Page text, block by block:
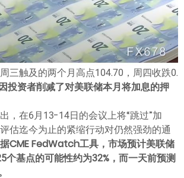
三触及的两个月高点104.70，周四收跌0.
投资者削减了对美联储本月将加息的押
，在6月13-14日的会议上将“跳过”加
估迄今为止的紧缩行动对仍然强劲的通
CME FedWatch工具，市场预计美联储
个基点的可能性约为32%，而一天前预测